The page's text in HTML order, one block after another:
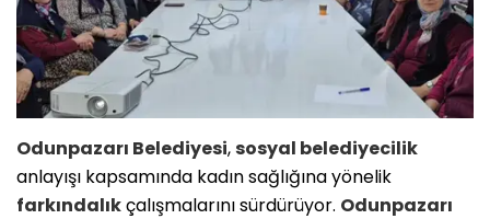
Odunpazarı Belediyesi,sosyal belediyecilik
anlayışı kapsamında kadın sağlığına yönelik
farkındalıkçalışmalarını sürdürüyor. Odunpazarı